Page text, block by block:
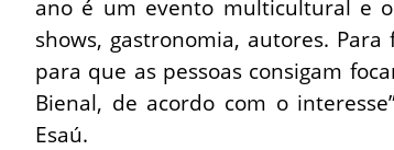
ano é um evento multicultural e
shows, gastronomia, autores.
para que as pessoas consigam
Bienal, de acordo com o
Esaú.